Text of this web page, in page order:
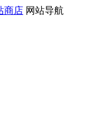
商店 网站导航